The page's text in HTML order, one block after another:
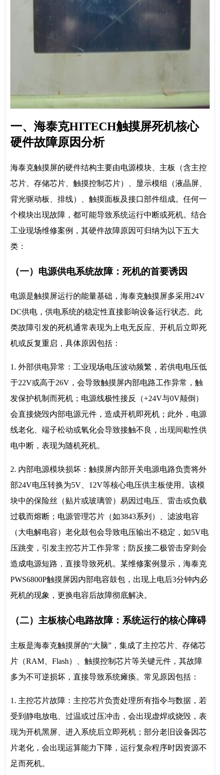
一、海泰克HITECH触摸屏死机核心
硬件故障原因分析
海泰克触摸屏的硬件结构主要由电源模块、主板（含主控
芯片、存储芯片、触摸控制芯片）、显示模组（液晶屏、
背光驱动板、排线）、触摸面板及接口部件组成。任何一
个模块出现故障，都可能导致系统运行中断或死机。结合
工业现场维修案例，其硬件故障原因可归纳为以下五大
类：
（一）电源供电系统故障：死机的首要诱因
电源是触摸屏运行的能量基础，海泰克触摸屏多采用24V
DC供电，供电系统的稳定性直接影响设备运行状态。此
类故障引发的死机通常表现为上电无反应、开机后立即死
机或反复重启，具体原因包括：
1. 外部供电异常：工业现场电压波动频繁，若供电电压低
于22V或高于26V，会导致触摸屏内部电路工作异常，触
发保护机制而死机；电源线极性接反（+24V与0V颠倒）
会直接烧毁内部电源元件，造成开机即死机；此外，电源
线老化、端子松动或氧化会导致接触不良，出现间歇性供
电中断，表现为随机死机。
2. 内部电源模块损坏：触摸屏内部开关电源电路负责将外
部24V电压转换为5V、12V等核心电压供主板使用。该模
块中的保险丝（贴片或玻璃管）易因过电压、雷击或负载
过载而熔断；电源管理芯片（如3843系列）、滤波电容
（大电解电容）老化鼓包会导致电压输出不稳定，如5V电
压跳变，引发主控芯片工作异常；防反接二极管击穿则会
造成电源短路，直接导致死机。某维修案例显示，海泰克
PWS6800P触摸屏因内部电容鼓包，出现上电后3分钟内必
死机的现象，更换电容后故障彻底解决。
（二）主板核心电路故障：系统运行的核心障碍
主板是海泰克触摸屏的“大脑”，集成了主控芯片、存储芯
片（RAM、Flash）、触摸控制芯片等关键元件，其故障
多为不可逆损坏，直接导致系统瘫痪。常见原因包括：
1. 主控芯片故障：主控芯片负责处理所有指令与数据，若
受到静电放电、过温或过压冲击，会出现虚焊或烧毁，表
现为开机黑屏、进入系统后立即死机；部分老旧设备因芯
片老化，会出现运算能力下降，运行复杂程序时因资源不
足而死机。